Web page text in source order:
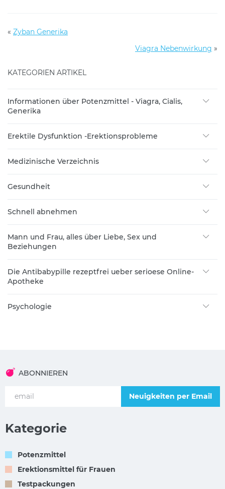
« Zyban Generika
Viagra Nebenwirkung »
KATEGORIEN ARTIKEL
Informationen über Potenzmittel - Viagra, Cialis,
Generika
Erektile Dysfunktion -Erektionsprobleme
Medizinische Verzeichnis
Gesundheit
Schnell abnehmen
Mann und Frau, alles über Liebe, Sex und
Beziehungen
Die Antibabypille rezeptfrei ueber serioese Online-
Apotheke
Psychologie
ABONNIEREN
Neuigkeiten per Email
Kategorie
Potenzmittel
Erektionsmittel für Frauen
Testpackungen